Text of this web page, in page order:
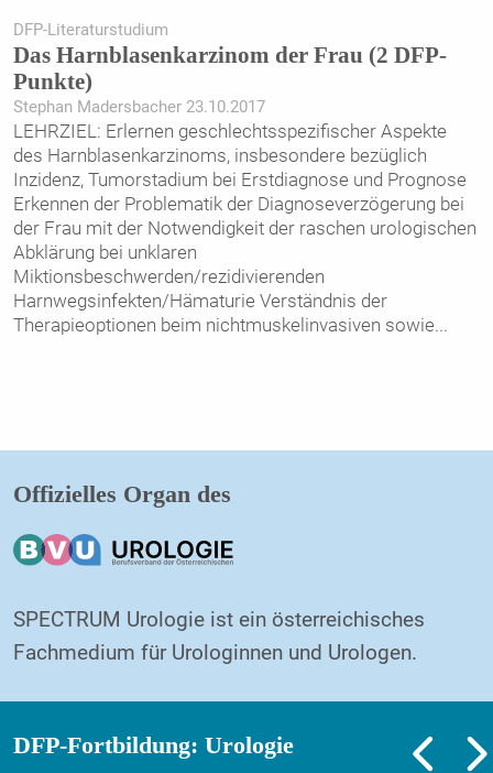
DFP-Literaturstudium
Das Harnblasenkarzinom der Frau (2 DFP-
Punkte)
Stephan Madersbacher 23.10.2017
LEHRZIEL: Erlernen geschlechtsspezifischer Aspekte
des Harnblasenkarzinoms, insbesondere bezüglich
Inzidenz, Tumorstadium bei Erstdiagnose und Prognose
Erkennen der Problematik der Diagnoseverzögerung bei
der Frau mit der Notwendigkeit der raschen urologischen
Abklärung bei unklaren
Miktionsbeschwerden/rezidivierenden
Harnwegsinfekten/Hämaturie Verständnis der
Therapieoptionen beim nichtmuskelinvasiven sowie...
Offizielles Organ des
SPECTRUM Urologie ist ein österreichisches
Fachmedium für Urologinnen und Urologen.
DFP-Fortbildung: Urologie